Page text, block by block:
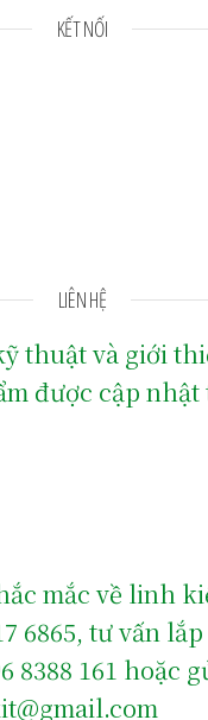
KẾT NỐI
LIÊN HỆ
thuật và giới
được cập
mắc về linh
6865, tư vấn
8388 161 hoặc